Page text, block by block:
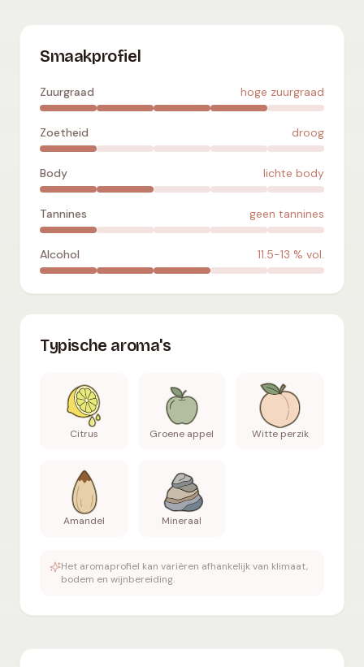
Smaakprofiel
Zuurgraad hoge zuurgraad
Zoetheid droog
Body lichte body
Tannines geen tannines
Alcohol 11.5-13 % vol.
Typische aroma's
Citrus Groene appel Witte perzik
Amandel Mineraal
Het aromaprofiel kan variëren afhankelijk van klimaat,
bodem en wijnbereiding.